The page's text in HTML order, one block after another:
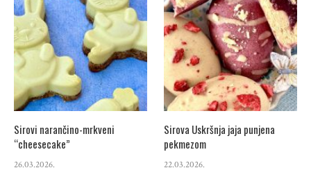
Sirovi narančino-mrkveni
“cheesecake”
26.03.2026.
Sirova Uskršnja jaja punjena
pekmezom
22.03.2026.